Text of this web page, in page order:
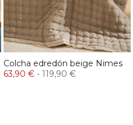
Colcha edredón beige Nimes
63,90 € - 119,90 €